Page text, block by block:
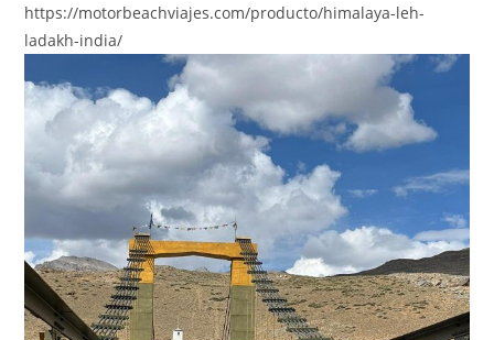
https://motorbeachviajes.com/producto/himalaya-leh-
ladakh-india/